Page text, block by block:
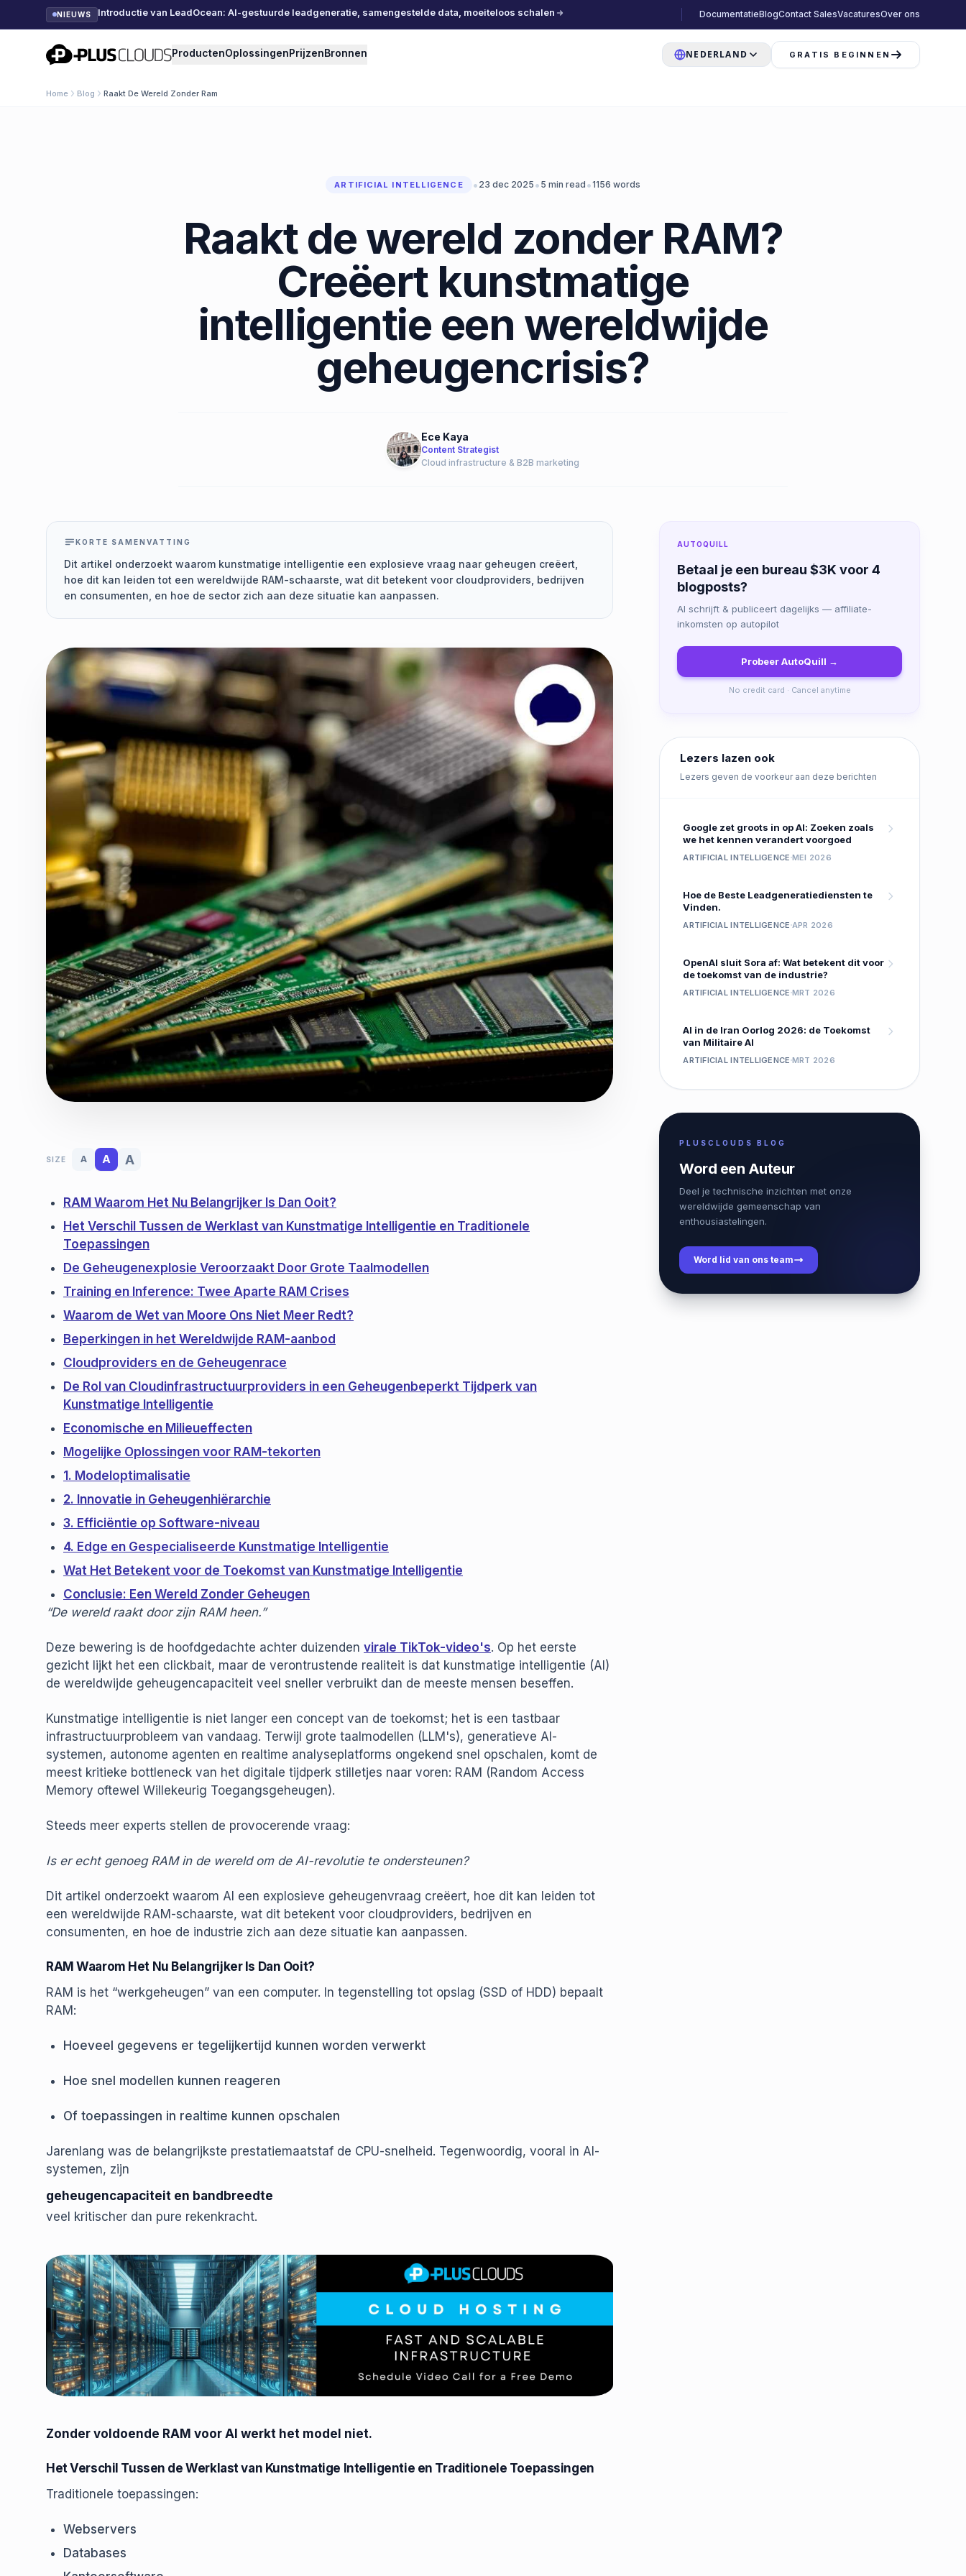
NIEUWS Introductie van LeadOcean: AI-gestuurde leadgeneratie, samengestelde data, moeiteloos schalen DocumentatieBlogContact SalesVacaturesOver ons
PlusClouds ProductenOplossingenPrijzenBronnen NEDERLAND GRATIS BEGINNEN
Home Blog Raakt De Wereld Zonder Ram
ARTIFICIAL INTELLIGENCE • 23 dec 2025 • 5 min read •1156 words
Raakt de wereld zonder RAM?
Creëert kunstmatige
intelligentie een wereldwijde
geheugencrisis?
Ece Kaya
Content Strategist
Cloud infrastructure & B2B marketing
KORTE SAMENVATTING
Dit artikel onderzoekt waarom kunstmatige intelligentie een explosieve vraag naar geheugen creëert,
hoe dit kan leiden tot een wereldwijde RAM-schaarste, wat dit betekent voor cloudproviders, bedrijven
en consumenten, en hoe de sector zich aan deze situatie kan aanpassen.
SIZE A A A
RAM Waarom Het Nu Belangrijker Is Dan Ooit?
Het Verschil Tussen de Werklast van Kunstmatige Intelligentie en Traditionele
Toepassingen
De Geheugenexplosie Veroorzaakt Door Grote Taalmodellen
Training en Inference: Twee Aparte RAM Crises
Waarom de Wet van Moore Ons Niet Meer Redt?
Beperkingen in het Wereldwijde RAM-aanbod
Cloudproviders en de Geheugenrace
De Rol van Cloudinfrastructuurproviders in een Geheugenbeperkt Tijdperk van
Kunstmatige Intelligentie
Economische en Milieueffecten
Mogelijke Oplossingen voor RAM-tekorten
1. Modeloptimalisatie
2. Innovatie in Geheugenhiërarchie
3. Efficiëntie op Software-niveau
4. Edge en Gespecialiseerde Kunstmatige Intelligentie
Wat Het Betekent voor de Toekomst van Kunstmatige Intelligentie
Conclusie: Een Wereld Zonder Geheugen
“De wereld raakt door zijn RAM heen.”
Deze bewering is de hoofdgedachte achter duizenden virale TikTok-video's. Op het eerste
gezicht lijkt het een clickbait, maar de verontrustende realiteit is dat kunstmatige intelligentie (AI)
de wereldwijde geheugencapaciteit veel sneller verbruikt dan de meeste mensen beseffen.
Kunstmatige intelligentie is niet langer een concept van de toekomst; het is een tastbaar
infrastructuurprobleem van vandaag. Terwijl grote taalmodellen (LLM's), generatieve AI-
systemen, autonome agenten en realtime analyseplatforms ongekend snel opschalen, komt de
meest kritieke bottleneck van het digitale tijdperk stilletjes naar voren: RAM (Random Access
Memory oftewel Willekeurig Toegangsgeheugen).
Steeds meer experts stellen de provocerende vraag:
Is er echt genoeg RAM in de wereld om de AI-revolutie te ondersteunen?
Dit artikel onderzoekt waarom AI een explosieve geheugenvraag creëert, hoe dit kan leiden tot
een wereldwijde RAM-schaarste, wat dit betekent voor cloudproviders, bedrijven en
consumenten, en hoe de industrie zich aan deze situatie kan aanpassen.
RAM Waarom Het Nu Belangrijker Is Dan Ooit?
RAM is het “werkgeheugen” van een computer. In tegenstelling tot opslag (SSD of HDD) bepaalt
RAM:
Hoeveel gegevens er tegelijkertijd kunnen worden verwerkt
Hoe snel modellen kunnen reageren
Of toepassingen in realtime kunnen opschalen
Jarenlang was de belangrijkste prestatiemaatstaf de CPU-snelheid. Tegenwoordig, vooral in AI-
systemen, zijn
geheugencapaciteit en bandbreedte
veel kritischer dan pure rekenkracht.
Zonder voldoende RAM voor AI werkt het model niet.
Het Verschil Tussen de Werklast van Kunstmatige Intelligentie en Traditionele Toepassingen
Traditionele toepassingen:
Webservers
Databases
AUTOQUILL
Betaal je een bureau $3K voor 4
blogposts?
AI schrijft & publiceert dagelijks — affiliate-
inkomsten op autopilot
Probeer AutoQuill →
No credit card · Cancel anytime
Lezers lazen ook
Lezers geven de voorkeur aan deze berichten
Google zet groots in op AI: Zoeken zoals
we het kennen verandert voorgoed
ARTIFICIAL INTELLIGENCE MEI 2026
Hoe de Beste Leadgeneratiediensten te
Vinden.
ARTIFICIAL INTELLIGENCE APR 2026
OpenAI sluit Sora af: Wat betekent dit voor
de toekomst van de industrie?
ARTIFICIAL INTELLIGENCE MRT 2026
AI in de Iran Oorlog 2026: de Toekomst
van Militaire AI
ARTIFICIAL INTELLIGENCE MRT 2026
PLUSCLOUDS BLOG
Word een Auteur
Deel je technische inzichten met onze
wereldwijde gemeenschap van
enthousiastelingen.
Word lid van ons team